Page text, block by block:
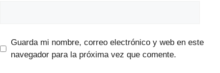
Guarda mi nombre, correo electrónico y web en este
navegador para la próxima vez que comente.